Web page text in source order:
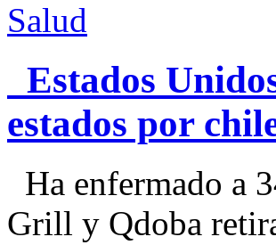
Salud
Estados
estados por
Ha enfermado a
Grill y Qdoba